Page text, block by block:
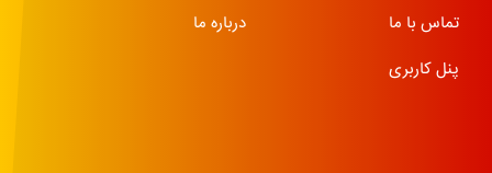
تماس با ما
درباره ما
پنل کاربری